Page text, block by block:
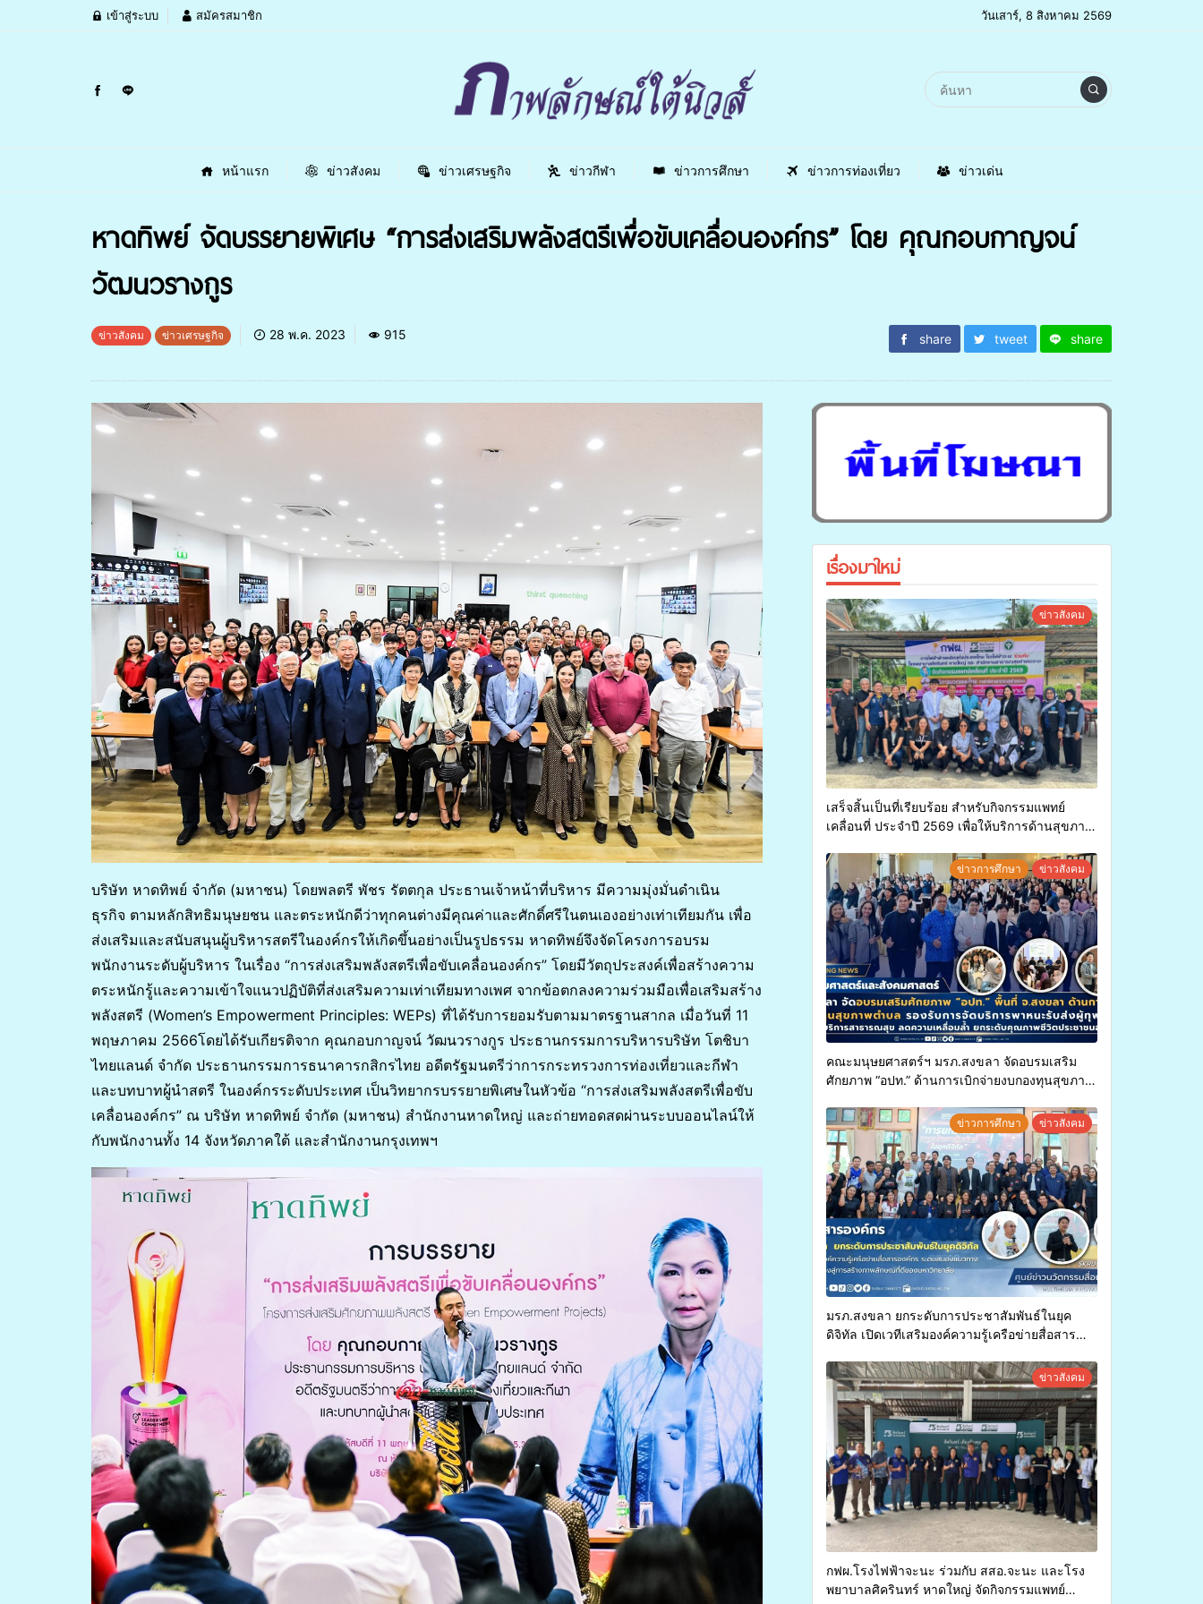
เข้าสู่ระบบ สมัครสมาชิก วันเสาร์, 8 สิงหาคม 2569
หน้าแรก ข่าวสังคม ข่าวเศรษฐกิจ ข่าวกีฬา ข่าวการศึกษา ข่าวการท่องเที่ยว ข่าวเด่น
หาดทิพย์ จัดบรรยายพิเศษ “การส่งเสริมพลังสตรีเพื่อขับเคลื่อนองค์กร” โดย คุณกอบกาญจน์
วัฒนวรางกูร
ข่าวสังคม ข่าวเศรษฐกิจ 28 พ.ค. 2023 915 share tweet share
บริษัท หาดทิพย์ จำกัด (มหาชน) โดยพลตรี พัชร รัตตกุล ประธานเจ้าหน้าที่บริหาร มีความมุ่งมั่นดำเนิน
ธุรกิจ ตามหลักสิทธิมนุษยชน และตระหนักดีว่าทุกคนต่างมีคุณค่าและศักดิ์ศรีในตนเองอย่างเท่าเทียมกัน เพื่อ
ส่งเสริมและสนับสนุนผู้บริหารสตรีในองค์กรให้เกิดขึ้นอย่างเป็นรูปธรรม หาดทิพย์จึงจัดโครงการอบรม
พนักงานระดับผู้บริหาร ในเรื่อง “การส่งเสริมพลังสตรีเพื่อขับเคลื่อนองค์กร” โดยมีวัตถุประสงค์เพื่อสร้างความ
ตระหนักรู้และความเข้าใจแนวปฏิบัติที่ส่งเสริมความเท่าเทียมทางเพศ จากข้อตกลงความร่วมมือเพื่อเสริมสร้าง
พลังสตรี (Women’s Empowerment Principles: WEPs) ที่ได้รับการยอมรับตามมาตรฐานสากล เมื่อวันที่ 11
พฤษภาคม 2566โดยได้รับเกียรติจาก คุณกอบกาญจน์ วัฒนวรางกูร ประธานกรรมการบริหารบริษัท โตชิบา
ไทยแลนด์ จำกัด ประธานกรรมการธนาคารกสิกรไทย อดีตรัฐมนตรีว่าการกระทรวงการท่องเที่ยวและกีฬา
และบทบาทผู้นำสตรี ในองค์กรระดับประเทศ เป็นวิทยากรบรรยายพิเศษในหัวข้อ “การส่งเสริมพลังสตรีเพื่อขับ
เคลื่อนองค์กร” ณ บริษัท หาดทิพย์ จำกัด (มหาชน) สำนักงานหาดใหญ่ และถ่ายทอดสดผ่านระบบออนไลน์ให้
กับพนักงานทั้ง 14 จังหวัดภาคใต้ และสำนักงานกรุงเทพฯ
เรื่องมาใหม่
ข่าวสังคม
เสร็จสิ้นเป็นที่เรียบร้อย สำหรับกิจกรรมแพทย์
เคลื่อนที่ ประจำปี 2569 เพื่อให้บริการด้านสุขภาพ
ข่าวการศึกษา ข่าวสังคม
คณะมนุษยศาสตร์ฯ มรภ.สงขลา จัดอบรมเสริม
ศักยภาพ “อปท.” ด้านการเบิกจ่ายงบกองทุนสุขภาพ
ทุพพลภาพเพื่อเข้ารับบริการสาธารณสุข ลดความ
เหลื่อมล้ำ ยกระดับคุณภาพชีวิตประชาชนอย่าง
ยั่งยืน
ข่าวการศึกษา ข่าวสังคม
มรภ.สงขลา ยกระดับการประชาสัมพันธ์ในยุค
ดิจิทัล เปิดเวทีเสริมองค์ความรู้เครือข่ายสื่อสาร
การสร้างภาพลักษณ์ที่ดีของมหาวิทยาลัยข่าวสังคม
กฟผ.โรงไฟฟ้าจะนะ ร่วมกับ สสอ.จะนะ และโรง
พยาบาลศิครินทร์ หาดใหญ่ จัดกิจกรรมแพทย์